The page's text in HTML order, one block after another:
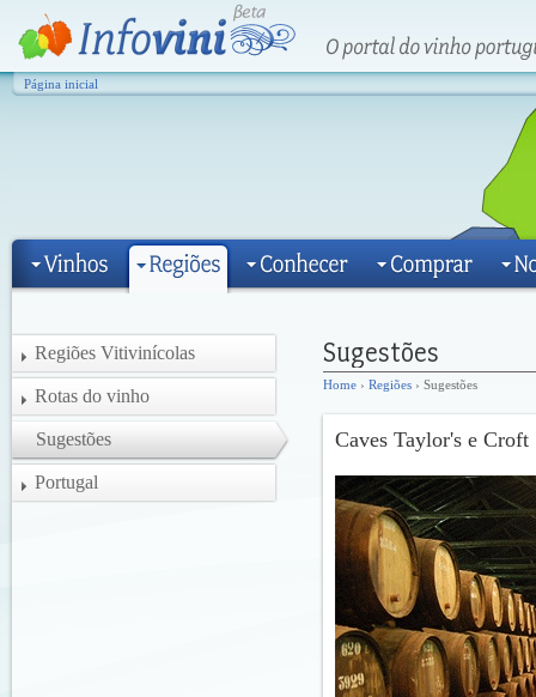
Página inicial
Regiões Vitivinícolas
Rotas do vinho
Sugestões
Portugal
Home › Regiões › Sugestões
Caves Taylor's e Croft